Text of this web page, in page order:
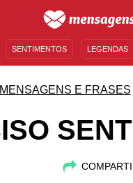
SENTIMENTOS LEGENDAS
MENSAGENS E FRASES